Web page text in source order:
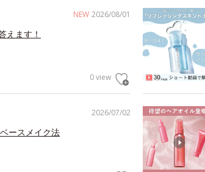
NEW 2026/08/01
えます！
0 view
2026/07/02
ースメイク法